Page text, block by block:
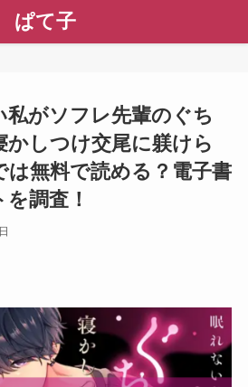
ぱて子
私がソフレ先輩のぐち
かしつけ交尾に躾けら
は無料で読める？電子書
調査！